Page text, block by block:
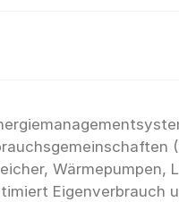
Wärmepumpen,
Eigenverbrauch